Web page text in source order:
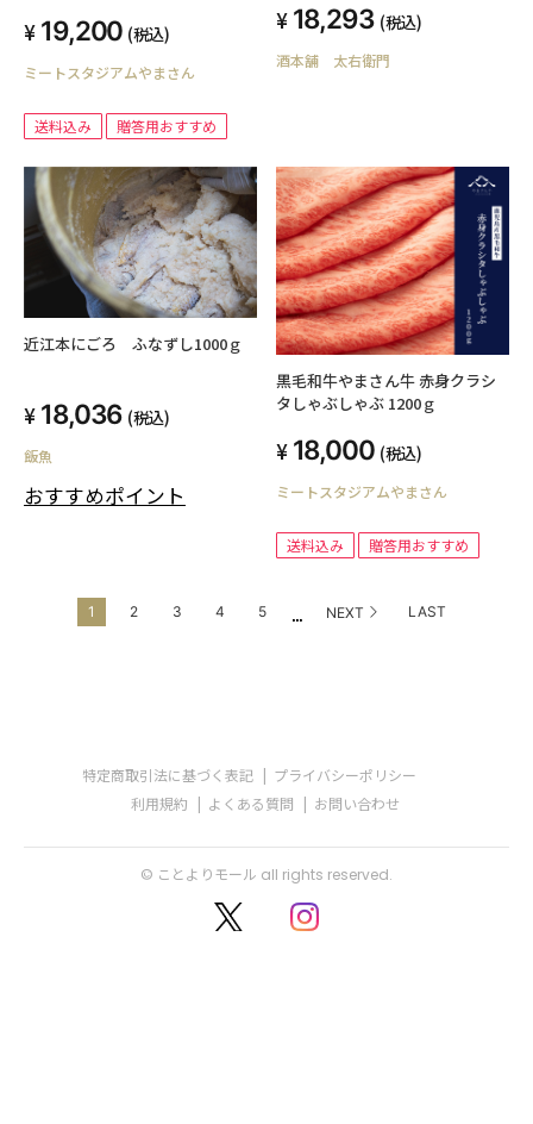
19,200 (税込)
ミートスタジアムやまさん
送料込み 贈答用おすすめ
濱田酒造
18,293 (税込)
酒本舗 太右衛門
近江本にごろ ふなずし1000ｇ
18,036 (税込)
飯魚
おすすめポイント
黒毛和牛やまさん牛 赤身クラシ
タしゃぶしゃぶ 1200ｇ
18,000 (税込)
ミートスタジアムやまさん
送料込み 贈答用おすすめ
1 2 3 4 5 ... NEXT LAST
特定商取引法に基づく表記
プライバシーポリシー
利用規約
よくある質問 お問い合わせ
© ことよりモール all rights reserved.